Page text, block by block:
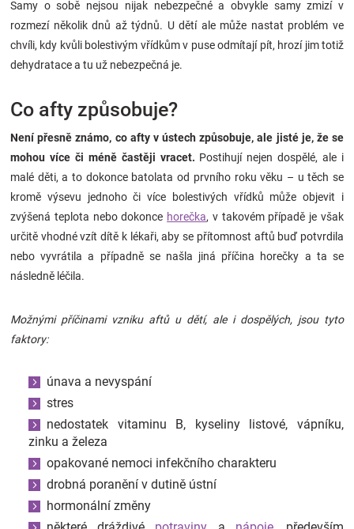
Samy o sobě nejsou nijak nebezpečné a obvykle samy zmizí v
rozmezí několik dnů až týdnů. U dětí ale může nastat problém ve
chvíli, kdy kvůli bolestivým vřídkům v puse odmítají pít, hrozí jim totiž
dehydratace a tu už nebezpečná je.
Co afty způsobuje?
Není přesně známo, co afty v ústech způsobuje, ale jisté je, že se
mohou více či méně častěji vracet. Postihují nejen dospělé, ale i
malé děti, a to dokonce batolata od prvního roku věku – u těch se
kromě výsevu jednoho či více bolestivých vřídků může objevit i
zvýšená teplota nebo dokonce horečka, v takovém případě je však
určitě vhodné vzít dítě k lékaři, aby se přítomnost aftů buď potvrdila
nebo vyvrátila a případně se našla jiná příčina horečky a ta se
následně léčila.
Možnými příčinami vzniku aftů u dětí, ale i dospělých, jsou tyto
faktory:
únava a nevyspání
stres
nedostatek vitaminu B, kyseliny listové, vápníku,
zinku a železa
opakované nemoci infekčního charakteru
drobná poranění v dutině ústní
hormonální změny